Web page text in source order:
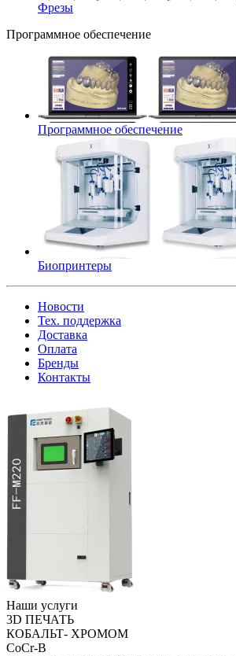
Фрезы
Программное обеспечение
Программное обеспечение
Биопринтеры
Новости
Тех. поддержка
Доставка
Оплата
Бренды
Контакты
Наши услуги
3D ПЕЧАТЬ
КОБАЛЬТ- ХРОМОМ
CoCr-B